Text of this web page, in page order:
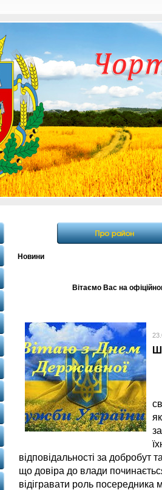
Новини
Вітаємо Вас на
відповідальності за
що довіра до влади
відігравати роль посередника